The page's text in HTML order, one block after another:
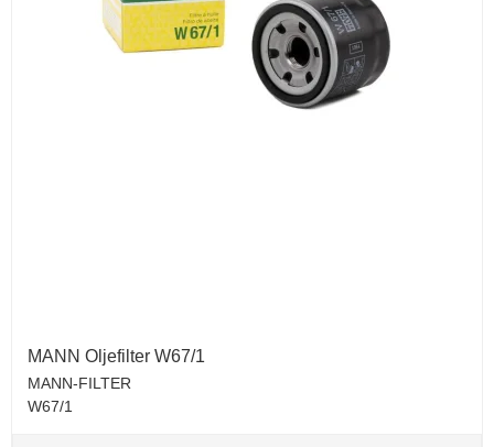
MANN Oljefilter W67/1
MANN-FILTER
W67/1